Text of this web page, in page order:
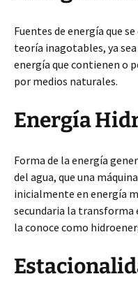
Fuentes de energía que
teoría inagotables, ya
energía que contienen o
por medios naturales.
Energía
Forma de la energía
del agua, que una
inicialmente en energía
secundaria la transforma
la conoce como